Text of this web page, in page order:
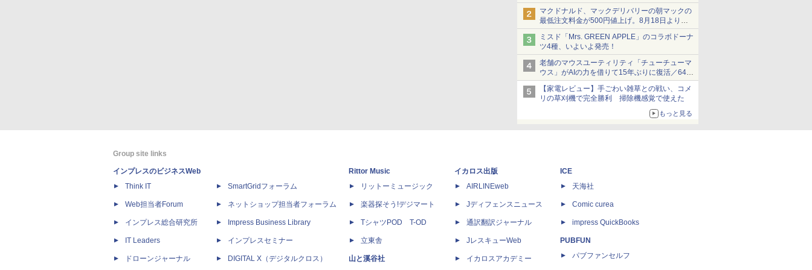
ショーツは1990円に
マクドナルド、マックデリバリーの朝マックの
最低注文料金が500円値上げ。8月18日より
1,500円から受付
ミスド「Mrs. GREEN APPLE」のコラボドーナ
ツ4種、いよいよ発売！
老舗のマウスユーティリティ「チューチューマ
ウス」がAIの力を借りて15年ぶりに復活／64bit
化、Windows 10/11、「Chrome」も走り回
る。復活記念で2026年末まで500円
【家電レビュー】手ごわい雑草との戦い、コメ
リの草刈機で完全勝利 掃除機感覚で使えた
もっと見る
Group site links
インプレスのビジネスWeb
Think IT
Web担当者Forum
インプレス総合研究所
IT Leaders
ドローンジャーナル
SmartGridフォーラム
ネットショップ担当者フォーラム
Impress Business Library
インプレスセミナー
DIGITAL X（デジタルクロス）
Rittor Music
リットーミュージック
楽器探そう!デジマート
TシャツPOD T-OD
立東舎
山と溪谷社
イカロス出版
AIRLINEweb
Jディフェンスニュース
通訳翻訳ジャーナル
JレスキューWeb
イカロスアカデミー
ICE
天海社
Comic curea
impress QuickBooks
PUBFUN
パブファンセルフ